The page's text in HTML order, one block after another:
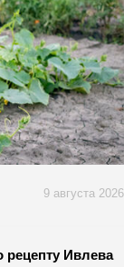
9 августа 2026
рецепту Ивлева